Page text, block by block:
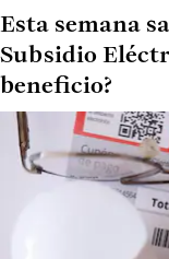
Esta semana
Subsidio
beneficio?